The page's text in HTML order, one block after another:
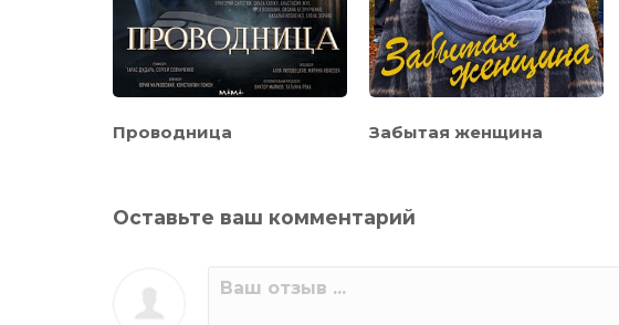
Проводница Забытая женщина
Оставьте ваш комментарий